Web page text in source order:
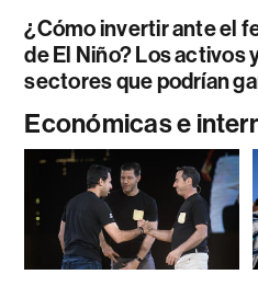
¿Cómo invertir ante el
de El Niño? Los activos
sectores que podrían
Económicas e